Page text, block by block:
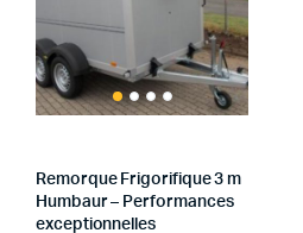
Remorque Frigorifique 3 m
Humbaur – Performances
exceptionnelles